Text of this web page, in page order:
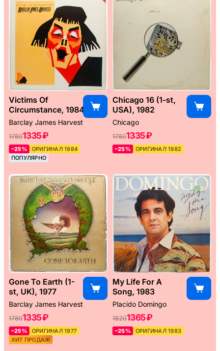
Victims Of
Circumstance, 1984
Barclay James Harvest
17801335 ₽
–25%
ОРИГИНАЛ 1984
ПОПУЛЯРНО
Chicago 16 (1-st,
USA), 1982
Chicago
17801335 ₽
–25% ОРИГИНАЛ 1982
Gone To Earth (1-
st, UK), 1977
Barclay James Harvest
17801335 ₽
–25%
ОРИГИНАЛ 1977
ХИТ ПРОДАЖ
My Life For A
Song, 1983
Placido Domingo
18201365 ₽
–25% ОРИГИНАЛ 1983